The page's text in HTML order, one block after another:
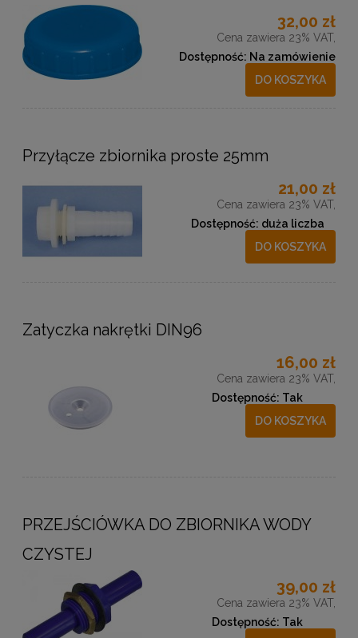
32,00 zł
Cena zawiera 23% VAT,
Dostępność: Na zamówienie
DO KOSZYKA
Przyłącze zbiornika proste 25mm
21,00 zł
Cena zawiera 23% VAT,
Dostępność: duża liczba
DO KOSZYKA
Zatyczka nakrętki DIN96
16,00 zł
Cena zawiera 23% VAT,
Dostępność: Tak
DO KOSZYKA
PRZEJŚCIÓWKA DO ZBIORNIKA WODY
CZYSTEJ
39,00 zł
Cena zawiera 23% VAT,
Dostępność: Tak